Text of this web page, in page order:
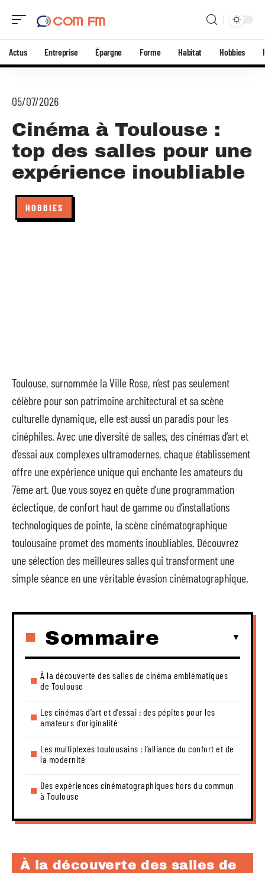
Actus Entreprise Épargne Forme Habitat Hobbies
05/07/2026
Cinéma à Toulouse :
top des salles pour une
expérience inoubliable
HOBBIES
Toulouse, surnommée la Ville Rose, n’est pas seulement
célèbre pour son patrimoine architectural et sa scène
culturelle dynamique, elle est aussi un paradis pour les
cinéphiles. Avec une diversité de salles, des cinémas d’art et
d’essai aux complexes ultramodernes, chaque établissement
offre une expérience unique qui enchante les amateurs du
7ème art. Que vous soyez en quête d’une programmation
éclectique, de confort haut de gamme ou d’installations
technologiques de pointe, la scène cinématographique
toulousaine promet des moments inoubliables. Découvrez
une sélection des meilleures salles qui transforment une
simple séance en une véritable évasion cinématographique.
Sommaire
À la découverte des salles de cinéma emblématiques
de Toulouse
Les cinémas d’art et d’essai : des pépites pour les
amateurs d’originalité
Les multiplexes toulousains : l’alliance du confort et de
la modernité
Des expériences cinématographiques hors du commun
à Toulouse
À la découverte des salles de